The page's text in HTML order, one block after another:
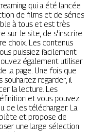
qui a été lancée
de films et de séries
à tous et est très
sur le site, de s'inscrire
choix. Les contenus
puissiez facilement
également utiliser
la page. Une fois que
regarder, il
la lecture. Les
et vous pouvez
de les télécharger. La
et propose de
une large sélection